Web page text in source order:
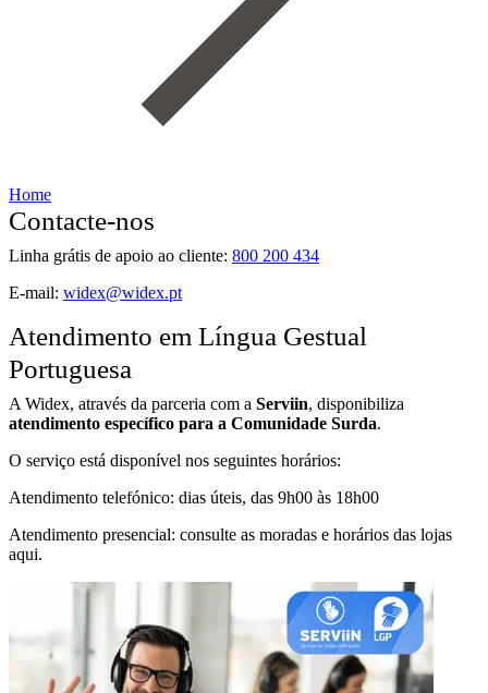
Home
Contacte-nos
Linha grátis de apoio ao cliente: 800 200 434
E-mail: widex@widex.pt
Atendimento em Língua Gestual
Portuguesa
A Widex, através da parceria com a Serviin, disponibiliza
atendimento específico para a Comunidade Surda.
O serviço está disponível nos seguintes horários:
Atendimento telefónico: dias úteis, das 9h00 às 18h00
Atendimento presencial: consulte as moradas e horários das lojas
aqui.